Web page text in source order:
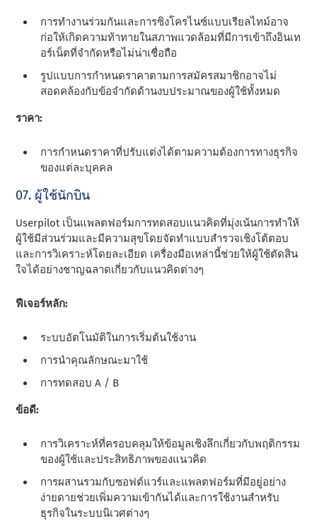
การทํางานร่วมกันและการซิงโครไนซ์แบบเรียลไทม์อาจ
ก่อให้เกิดความท้าทายในสภาพแวดล้อมที่มีการเข้าถึงอินเท
อร์เน็ตที่จํากัดหรือไม่น่าเชื่อถือ
รูปแบบการกําหนดราคาตามการสมัครสมาชิกอาจไม่
สอดคล้องกับข้อจํากัดด้านงบประมาณของผู้ใช้ทั้งหมด
ราคา:
การกําหนดราคาที่ปรับแต่งได้ตามความต้องการทางธุรกิจ
ของแต่ละบุคคล
07. ผู้ใช้นักบิน
Userpilot เป็นแพลตฟอร์มการทดสอบแนวคิดที่มุ่งเน้นการทําให้
ผู้ใช้มีส่วนร่วมและมีความสุขโดยจัดทําแบบสํารวจเชิงโต้ตอบ
และการวิเคราะห์โดยละเอียด เครื่องมือเหล่านี้ช่วยให้ผู้ใช้ตัดสิน
ใจได้อย่างชาญฉลาดเกี่ยวกับแนวคิดต่างๆ
ฟีเจอร์หลัก:
ระบบอัตโนมัติในการเริ่มต้นใช้งาน
การนําคุณลักษณะมาใช้
การทดสอบ A / B
ข้อดี:
การวิเคราะห์ที่ครอบคลุมให้ข้อมูลเชิงลึกเกี่ยวกับพฤติกรรม
ของผู้ใช้และประสิทธิภาพของแนวคิด
การผสานรวมกับซอฟต์แวร์และแพลตฟอร์มที่มีอยู่อย่าง
ง่ายดายช่วยเพิ่มความเข้ากันได้และการใช้งานสําหรับ
ธุรกิจในระบบนิเวศต่างๆ